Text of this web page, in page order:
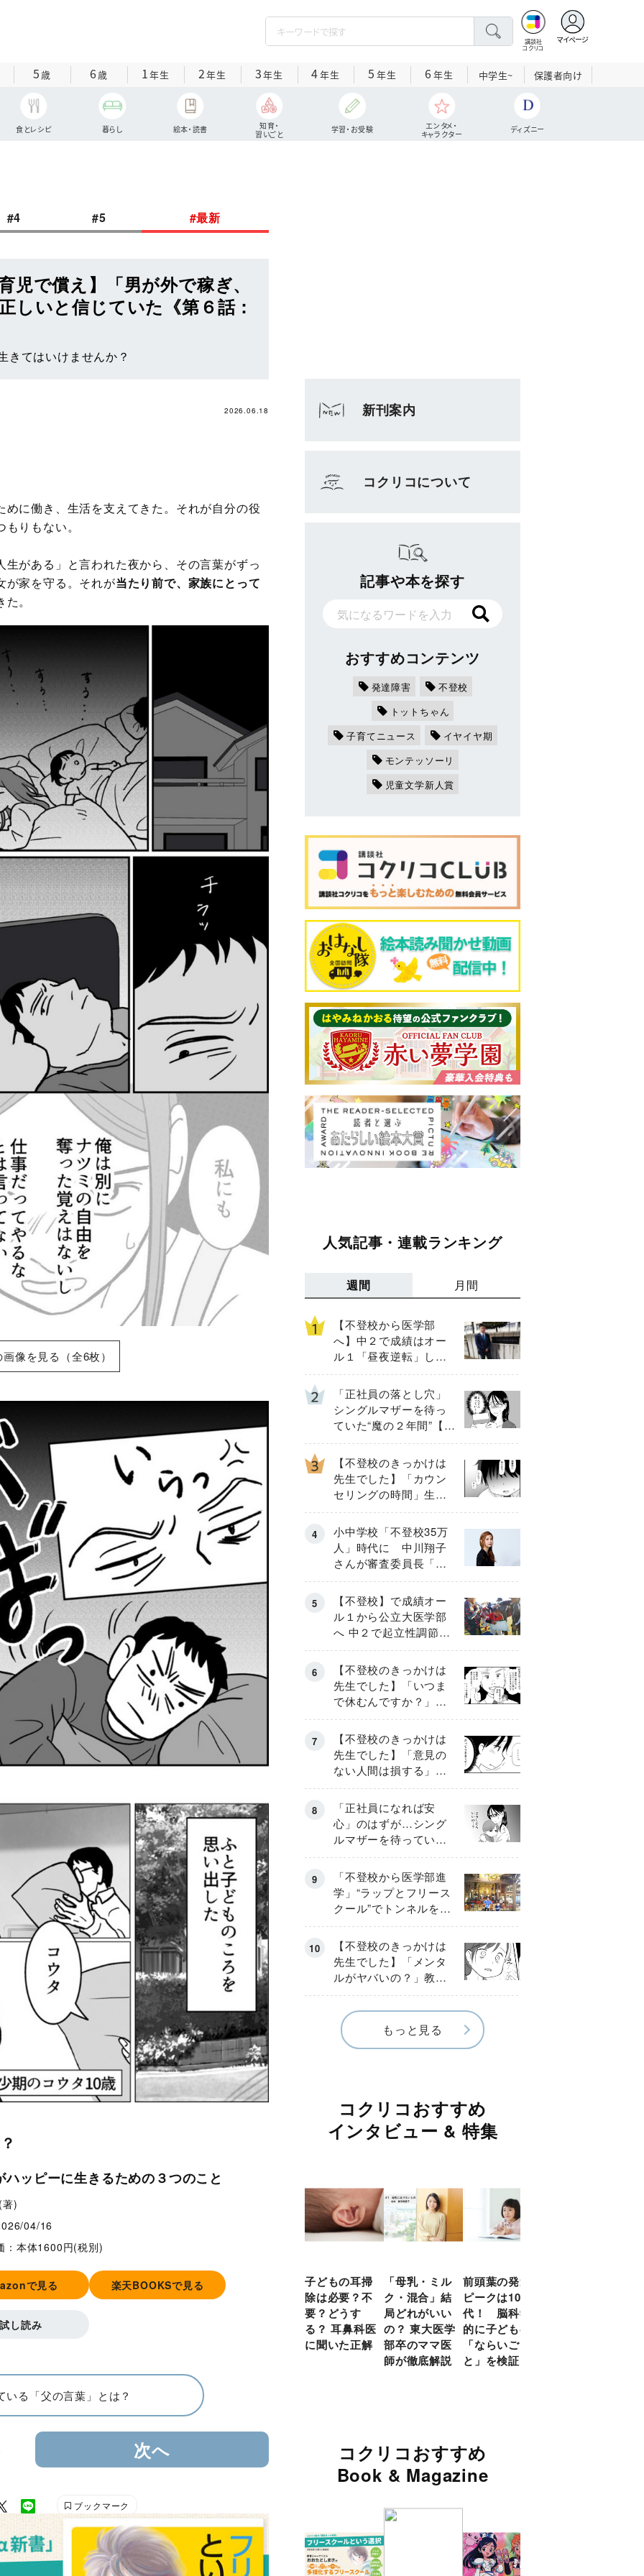
講談社
コクリコ
マイページ
5歳 6歳 1年生 2年生 3年生 4年生 5 年生 6 年生 中学生~ 保護者向け
食とレシピ 暮らし 絵本・読書
知育・
習いごと
学習・お受験
エンタメ・
キャラクター
ディズニー
#4 #5 #最新
児で償え】「男が外で稼ぎ、
しいと信じていた《第６話：
きてはいけませんか？
2026.06.18
に働き、生活を支えてきた。それが自分の役
りもない。
がある」と言われた夜から、その言葉がずっ
が家を守る。それが当たり前で、家族にとって
。
像を見る（全6枚）
ハッピーに生きるための３つのこと
)
04/16
：本体1600円(税別)
で見る 楽天BOOKSで見る
試し読み
いる「父の言葉」とは？
次へ
ブックマーク
新刊案内
コクリコについて
記事や本を探す
おすすめコンテンツ
発達障害
不登校
トットちゃん
子育てニュース
イヤイヤ期
モンテッソーリ
児童文学新人賞
人気記事・連載ランキング
週間 月間
【不登校から医学部
へ】中２で成績はオー
ル１「昼夜逆転」した
わが子を”夜遊び”に連れ
出した母の気づき
「正社員の落とし穴」
シングルマザーを待っ
ていた“魔の２年間”【後
編】
【不登校のきっかけは
先生でした】「カウン
セリングの時間」生徒
の情報をバラしたの
は…《第２話》
小中学校「不登校35万
人」時代に 中川翔子
さんが審査委員長「不
登校生動画甲子園
2026」が開催
【不登校】で成績オー
ル１から公立大医学部
へ 中２で起立性調節障
害「治るまで３年」の
診断 そのとき母は
【不登校のきっかけは
先生でした】「いつま
で休むんですか？」追
い詰められる母と息子
《第６話》
【不登校のきっかけは
先生でした】「意見の
ない人間は損する」担
任の一言が苦しみに…
《第１話》
「正社員になれば安
心」のはずが…シング
ルマザーを待ってい
た“魔の２年間”【前編】
「不登校から医学部進
学」“ラップとフリース
クール”でトンネルを脱
して高校受験へ〔元野
球少年の実話〕
【不登校のきっかけは
先生でした】「メンタ
ルがヤバいの？」教室
で始まった悪ふざけ
《第３話》
もっと見る
コクリコおすすめ
インタビュー & 特集
子どもの耳掃
除は必要？不
要？どうす
る？ 耳鼻科医
に聞いた正解
「母乳・ミル
ク・混合」結
局どれがいい
の？ 東大医学
部卒のママ医
師が徹底解説
前頭葉の発達
ピークは10
代！ 脳科学
的に子どもの
「ならいご
と」を検証
コクリコおすすめ
Book & Magazine